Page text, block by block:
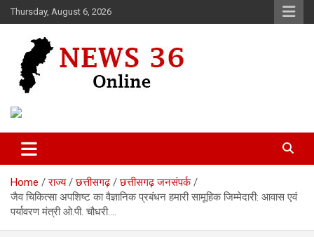
Skip
to
Thursday, August 6, 2026
News 36
Home राज्य छत्तीसगढ़
छत्तीसगढ़ जनसंपर्क
जैव चिकित्सा अपशिष्ट का वैज्ञानिक प्रबंधन हमारी सामूहिक जिम्मेदारी: आवास एवं
पर्यावरण मंत्री ओ.पी. चौधरी….